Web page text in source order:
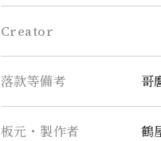
Creator
落款等備考 哥
板元・製作者 鶴